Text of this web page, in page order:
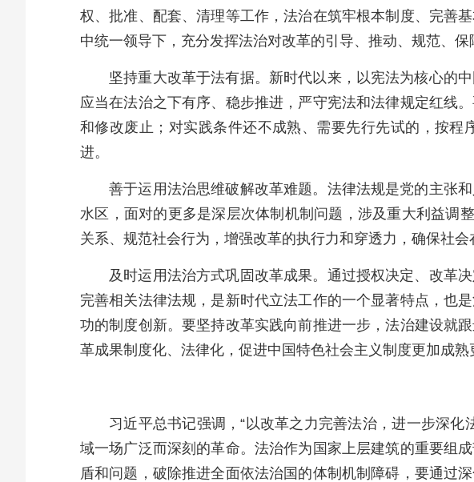
权、批准、配套、清理等工作，法治在筑牢根本制度、完善
中统一领导下，充分发挥法治对改革的引导、推动、规范、
坚持重大改革于法有据。新时代以来，以宪法为核心的
应当在法治之下有序、稳步推进，严守宪法和法律规定红线
和修改废止；对实践条件还不成熟、需要先行先试的，按
进。
善于运用法治思维破解改革难题。法律法规是党的主张
水区，面对的更多是深层次体制机制问题，涉及重大利益调
关系、规范社会行为，增强改革的执行力和穿透力，确保社会
及时运用法治方式巩固改革成果。通过授权决定、改革
完善相关法律法规，是新时代立法工作的一个显著特点，也
功的制度创新。要坚持改革实践向前推进一步，法治建设就
革成果制度化、法律化，促进中国特色社会主义制度更加成熟
习近平总书记强调，“以改革之力完善法治，进一步深
域一场广泛而深刻的革命。法治作为国家上层建筑的重要组
盾和问题，破除推进全面依法治国的体制机制障碍，要通过